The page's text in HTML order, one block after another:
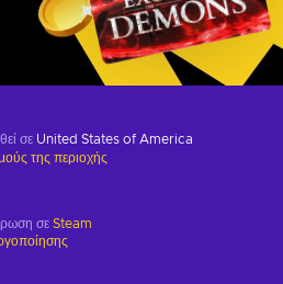
σε United States of America
της περιοχής
σε Steam